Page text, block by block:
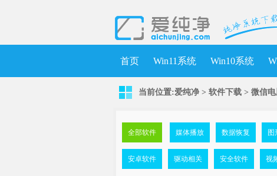
首页 Win11系统 Win10系统
当前位置:爱纯净 > 软件下载 > 微信
全部软件 媒体播放 数据恢复 图
安卓软件 驱动相关 安全软件 视